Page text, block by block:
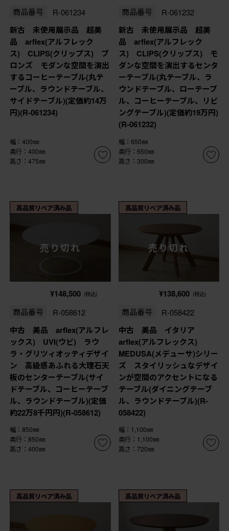
商品番号 R-061234
新古 未使用展示品 超美
品 arflex(アルフレック
ス) CLIPS(クリップス) ブ
ロンズ モダンな空間を演出
するコーヒーテーブル(丸テ
ーブル、ラウンドテーブル、
サイドテーブル)(定価約14万
円)(R-061234)
幅：400㎜
奥行：400㎜
高さ：475㎜
商品番号 R-061232
新古 未使用展示品 超美
品 arflex(アルフレック
ス) CLIPS(クリップス) モ
ダンな空間を演出するセンタ
ーテーブル(丸テーブル、ラ
ウンドテーブル、ローテーブ
ル、コーヒーテーブル、リビ
ングテーブル)(定価約19万円)
(R-061232)
幅：650㎜
奥行：650㎜
高さ：300㎜
高品質リペア済み品
売り切れ
¥148,500 (税込)
商品番号 R-058612
中古 美品 arflex(アルフレ
ックス) UVI(ウビ) ラウ
ラ・グリツィオッティデザイ
ン 高級感あふれる大理石天
板のセンターテーブル(サイ
ドテーブル、コーヒーテーブ
ル、ラウンドテーブル)(定価
約22万8千円円)(R-058612)
幅：850㎜
奥行：850㎜
高さ：400㎜
高品質リペア済み品
売り切れ
¥138,600 (税込)
商品番号 R-058422
中古 美品 イタリア
arflex(アルフレックス)
MEDUSA(メデューサ)シリー
ズ スタイリッシュなデザイ
ンが空間のアクセントになる
テーブル(ダイニングテーブ
ル、ラウンドテーブル)(R-
058422)
幅：1,100㎜
奥行：1,100㎜
高さ：720㎜
高品質リペア済み品 高品質リペア済み品